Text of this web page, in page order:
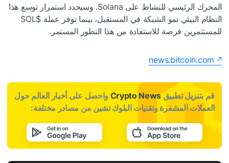
المحرك الرئيسي للنشاط على Solana. وسيحدد استمرار توسع هذا
النظام البيئي نمو الشبكة في المستقبل، بينما توفر عملة $SOL
للمستثمرين فرصة للاستفادة من هذا التطور المستمر.
news.bitcoin.com
قم بتنزيل تطبيقCrypto News واحصل على أخبار العالم حول
العملات المشفرة وتقنيات البلوك تشين من مصادر مختلفة: